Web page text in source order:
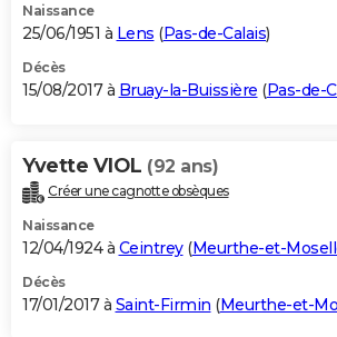
Naissance
25/06/1951 à Lens (Pas-de-Calais)
Décès
15/08/2017 à Bruay-la-Buissière (Pas-de-
Yvette VIOL (92 ans)
Créer une cagnotte obsèques
Naissance
12/04/1924 à Ceintrey(Meurthe-et-
Décès
17/01/2017 à Saint-Firmin (Meurthe-et-